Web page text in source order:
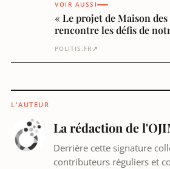
VOIR AUSSI
« Le projet de Maison
rencontre les défis de
POLITIS.FR ↗
L'AUTEUR
La rédaction de
Derrière cette signature
contributeurs réguliers et